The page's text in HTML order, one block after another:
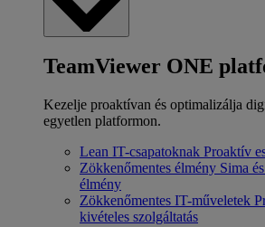
TeamViewer ONE
Kezelje proaktívan és optimalizálja
egyetlen platformon.
Lean IT-csapatoknak Proaktív
Zökkenőmentes élmény Sima
élmény
Zökkenőmentes IT-műveletek
kivételes szolgáltatás